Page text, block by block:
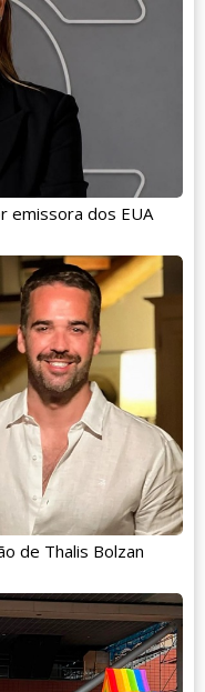
emissora dos EUA
de Thalis Bolzan